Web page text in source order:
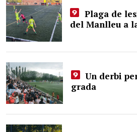
Plaga de
del Manlleu a
Un derbi
grada